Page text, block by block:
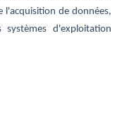
l'acquisition de données,
d'exploitation